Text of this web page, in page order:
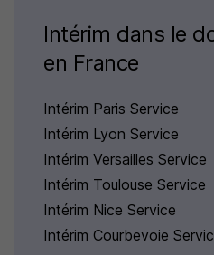
Intérim dans le
en France
Intérim Paris Service
Intérim Lyon Service
Intérim Versailles Service
Intérim Toulouse Service
Intérim Nice Service
Intérim Courbevoie